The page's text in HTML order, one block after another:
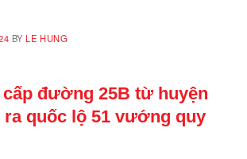
BYLE HUNG
đường 25B từ huyện
ra quốc lộ 51 vướng quy